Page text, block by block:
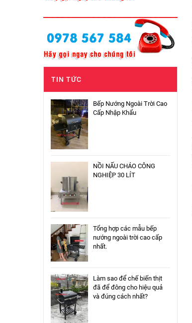
TIN TỨC
Bếp Nướng Ngoài Trời Cao
Cấp Nhập Khẩu
NỒI NẤU CHÁO CÔNG
NGHIỆP 30 LÍT
Tổng hợp các mẫu bếp
nướng ngoài trời cao cấp
nhất.
Làm sao để chế biến thịt
đã để đông cho hiệu quả
và đúng cách nhất?